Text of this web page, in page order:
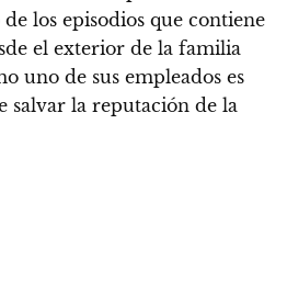
de los episodios que contiene
el exterior de la familia
uno de sus empleados es
salvar la reputación de la